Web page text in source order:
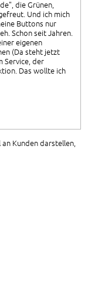
die Grünen,
Und ich mich
Buttons nur
Schon seit Jahren.
eigenen
(Da steht jetzt
Service, der
Das wollte ich
Kunden darstellen,